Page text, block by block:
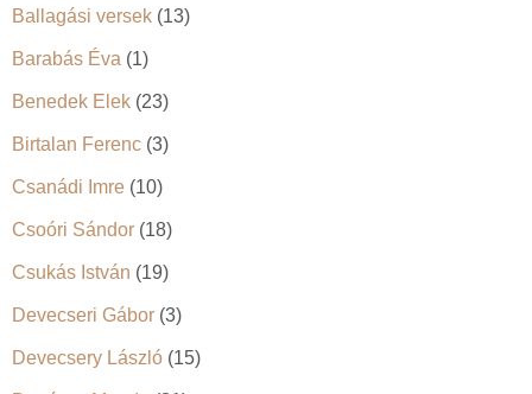
Ballagási versek (13)
Barabás Éva (1)
Benedek Elek (23)
Birtalan Ferenc (3)
Csanádi Imre (10)
Csoóri Sándor (18)
Csukás István (19)
Devecseri Gábor (3)
Devecsery László (15)